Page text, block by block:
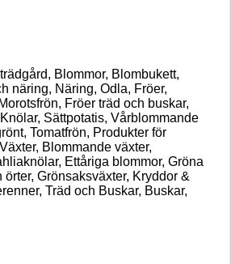
Blommor, Blombukett,
näring, Näring, Odla, Fröer,
Fröer träd och buskar,
Sättpotatis, Vårblommande
Tomatfrön, Produkter för
Blommande växter,
Ettåriga blommor, Gröna
örter, Grönsaksväxter, Kryddor &
Träd och Buskar, Buskar,